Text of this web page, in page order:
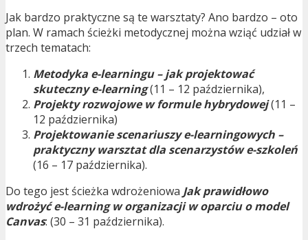
Jak bardzo praktyczne są te warsztaty? Ano bardzo – oto
plan. W ramach ścieżki metodycznej można wziąć udział w
trzech tematach:
Metodyka e-learningu – jak projektować
skuteczny e-learning(11 – 12 października),
Projekty rozwojowe w formule hybrydowej(11 –
12 października)
Projektowanie scenariuszy e-learningowych –
praktyczny warsztat dla scenarzystów e-szkoleń
(16 – 17 października).
Do tego jest ścieżka wdrożeniowa Jak prawidłowo
wdrożyć e-learning w organizacji w oparciu o model
Canvas: (30 – 31 października).